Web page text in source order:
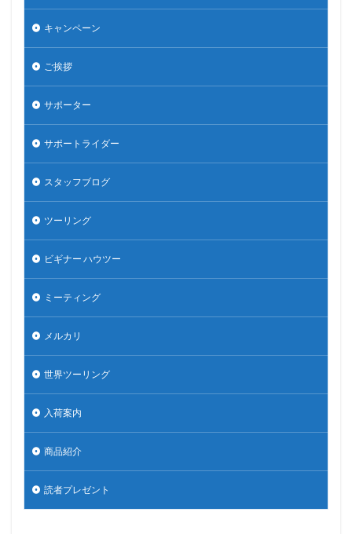
キャンペーン
ご挨拶
サポーター
サポートライダー
スタッフブログ
ツーリング
ビギナー ハウツー
ミーティング
メルカリ
世界ツーリング
入荷案内
商品紹介
読者プレゼント